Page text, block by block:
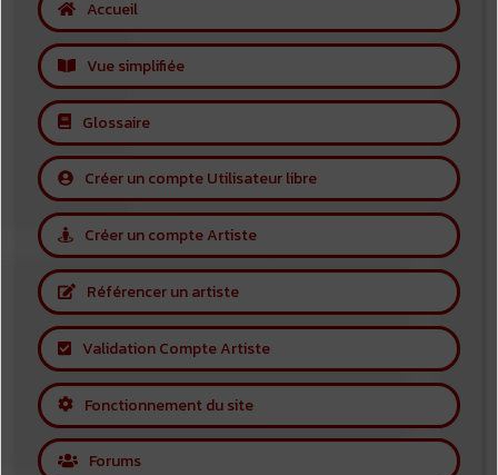
Accueil
Vue simplifiée
Glossaire
Créer un compte Utilisateur libre
Créer un compte Artiste
Référencer un artiste
Validation Compte Artiste
Fonctionnement du site
Forums